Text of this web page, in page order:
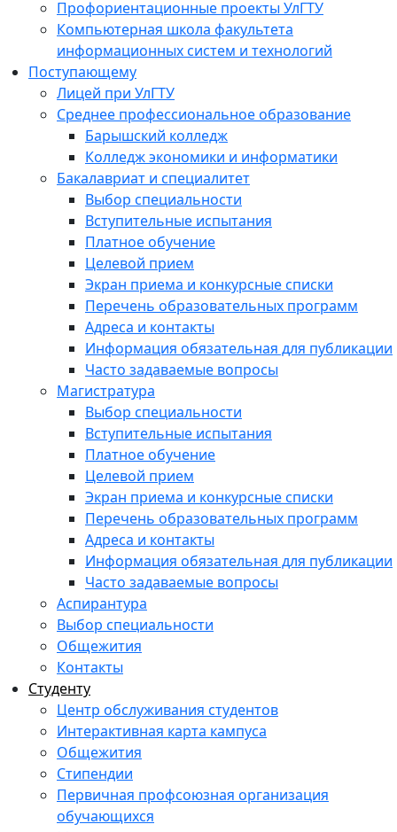
Профориентационные проекты УлГТУ
Компьютерная школа факультета
информационных систем и технологий
Поступающему
Лицей при УлГТУ
Среднее профессиональное образование
Барышский колледж
Колледж экономики и информатики
Бакалавриат и специалитет
Выбор специальности
Вступительные испытания
Платное обучение
Целевой прием
Экран приема и конкурсные списки
Перечень образовательных программ
Адреса и контакты
Информация обязательная для публикации
Часто задаваемые вопросы
Магистратура
Выбор специальности
Вступительные испытания
Платное обучение
Целевой прием
Экран приема и конкурсные списки
Перечень образовательных программ
Адреса и контакты
Информация обязательная для публикации
Часто задаваемые вопросы
Аспирантура
Выбор специальности
Общежития
Контакты
Студенту
Центр обслуживания студентов
Интерактивная карта кампуса
Общежития
Стипендии
Первичная профсоюзная организация
обучающихся